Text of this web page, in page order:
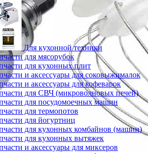
Для кухонной техники
для мясорубок
для кухонных плит
и аксессуары для соковыжималок
и аксессуары для кофеварок
для СВЧ (микроволновых печей)
для посудомоечных машин
для термопотов
для йогуртниц
для кухонных комбайнов (машин)
для кухонных вытяжек
и аксессуары для миксеров